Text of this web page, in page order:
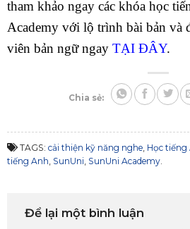
tham khảo ngay các khóa học
Academy với lộ trình bài bản và
viên bản ngữ ngay TẠI ĐÂY.
Chia sẻ:
TAGS: cải thiện kỹ năng nghe Học tiếng
tiếng Anh SunUni SunUni Academy
Để lại một bình luận